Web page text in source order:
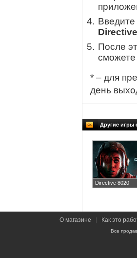
После
сможете
* – для
день
Другие игры
Directive 8020
О магазине Как это
Все